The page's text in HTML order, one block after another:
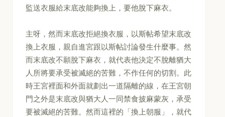
監送衣服給末底改能夠換上，要他脫下麻衣。
主呀，然而末底改拒絕換衣服，以斯帖希望末底改
換上衣服，親自進宮跟以斯帖討論發生什麼事。然
而末底改不願脫下麻衣，就代表他決定不脫離猶大
人所將要承受被滅絕的苦難，不作任何的切割。此
時王宮裡面和外面就劃出一道隔離的線，在王宮朝
門之外是末底改與猶大人一同禁食披麻蒙灰，承受
要被滅絕的苦難。然而這裡的「換上朝服」，就代